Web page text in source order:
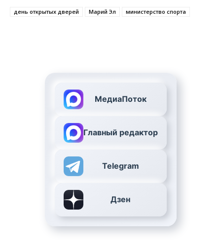
день открытых дверей Марий Эл министерство спорта
МедиаПоток
Главный редактор
Telegram
Дзен